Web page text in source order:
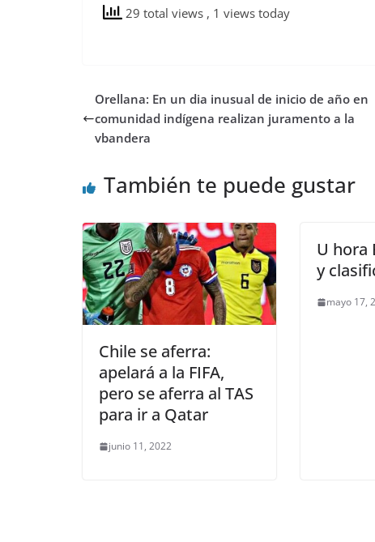
29 total views , 1 views today
Orellana: En un dia inusual de inicio de año en
comunidad indígena realizan juramento a la
vbandera
También te puede gustar
Chile se aferra:
apelará a la FIFA,
pero se aferra al TAS
para ir a Qatar
junio 11, 2022
U hora
y
mayo 17,